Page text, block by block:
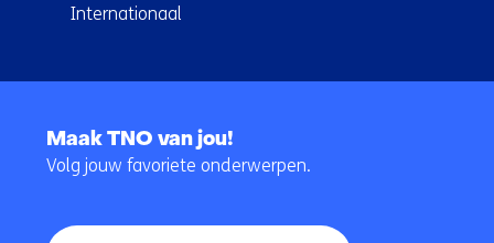
Internationaal
navigatie
Maak TNO van jou!
Volg jouw favoriete onderwerpen.